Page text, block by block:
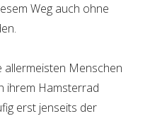
Weg auch ohne
allermeisten Menschen
ihrem Hamsterrad
erst jenseits der